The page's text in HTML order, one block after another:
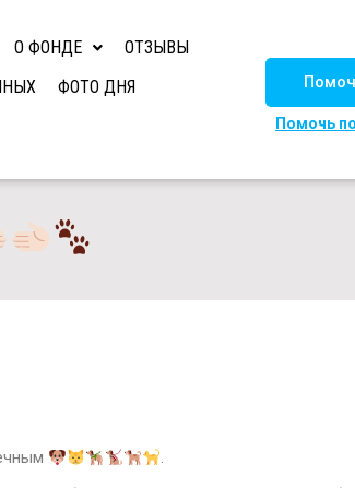
О ФОНДЕ
ОТЗЫВЫ
ФОТО ДНЯ
Помочь
.